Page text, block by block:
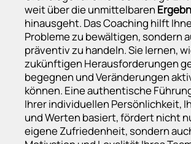
weit über die unmittelbaren
hinausgeht. Das Coaching hilft
Probleme zu bewältigen, sondern
präventiv zu handeln. Sie lernen,
zukünftigen Herausforderungen
begegnen und Veränderungen
können. Eine authentische
Ihrer individuellen Persönlichkeit,
und Werten basiert, fördert nicht
eigene Zufriedenheit, sondern